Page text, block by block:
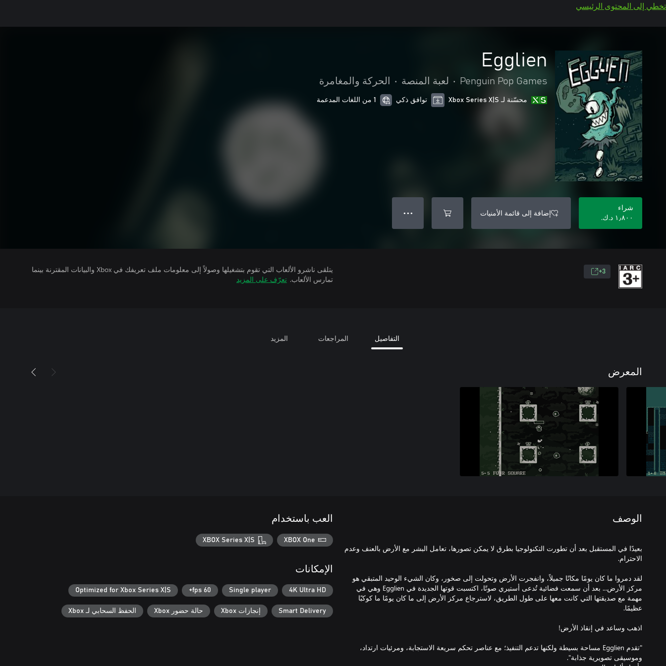
تخطي إلى المحتوى الرئيسي
Egglien
Penguin Pop Games
• لعبة المنصة • الحركة والمغامرة
محسّنة لـ Xbox Series X|S توافق ذكي 1 من اللغات المدعمة
شراء
١٫٨٠٠ د.ك.‏
إضافة إلى قائمة الأمنيات ● ● ●
3+
يتلقى ناشرو الألعاب التي تقوم بتشغيلها وصولاً إلى معلومات ملف تعريفك في Xbox والبيانات المقترنة بينما
تمارس الألعاب. تعرّف على المزيد
التفاصيل المراجعات المزيد
المعرض
الوصف
بعيدًا في المستقبل بعد أن تطورت التكنولوجيا بطرق لا يمكن تصورها، تعامل البشر مع الأرض بالعنف وعدم
لقد دمروا ما كان يومًا مكانًا جميلاً، وانفجرت الأرض وتحولت إلى صخور، وكان الشيء الوحيد المتبقي هو
مركز الأرض... بعد أن سمعت فضائية تُدعى أستيري صوتًا، اكتسبت قوتها الجديدة في Egglien وهي في
مهمة مع صديقتها التي كانت معها على طول الطريق، لاسترجاع مركز الأرض إلى ما كان يومًا ما كوكبًا
"تقدم Egglien مساحة بسيطة ولكنها تدعم التنفيذ؛ مع عناصر تحكم سريعة الاستجابة، ومرئيات ارتداد،
العب باستخدام
XBOX One
XBOX Series X|S
الإمكانات
4K Ultra HD
Single player
60 fps+
Optimized for Xbox Series X|S
Smart Delivery إنجازات Xbox حالة حضور Xbox الحفظ السحابي لـ Xbox